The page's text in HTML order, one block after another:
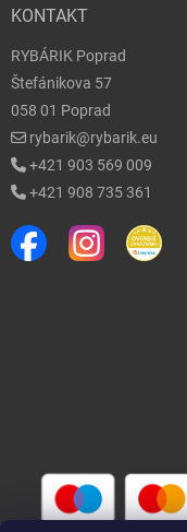
KONTAKT
RYBÁRIK Poprad
Štefánikova 57
058 01 Poprad
rybarik@rybarik.eu
+421 903 569 009
+421 908 735 361